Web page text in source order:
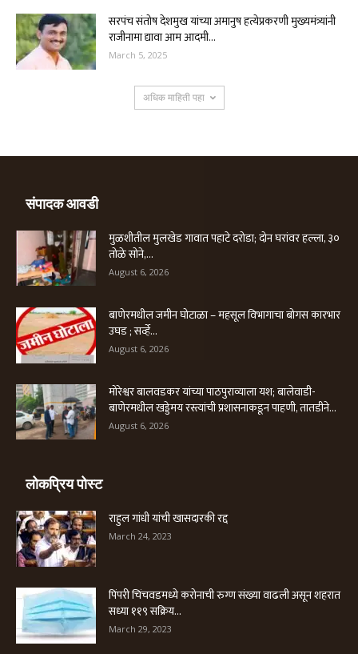
सरपंच संतोष देशमुख यांच्या अमानुष हत्येप्रकरणी मुख्यमंत्र्यांनी
राजीनामा द्यावा आम आदमी...
March 5, 2025
अधिक माहिती पहा
संपादक आवडी
मुळशीतील मुलखेड गावात पहाटे दरोडा; दोन घरांवर हल्ला, ३०
तोळे सोने,...
August 6, 2026
बाणेरमधील जमीन घोटाळा – महसूल विभागाचा बोगस कारभार
उघड ; सर्व्हे...
August 6, 2026
मोरेश्वर बालवडकर यांच्या पाठपुराव्याला यश; बालेवाडी-
बाणेरमधील खड्डेमय रस्त्यांची प्रशासनाकडून पाहणी, तातडीने...
August 6, 2026
लोकप्रिय पोस्ट
राहुल गांधी यांची खासदारकी रद्द
March 24, 2023
पिंपरी चिंचवडमध्ये करोनाची रुग्ण संख्या वाढली असून शहरात
सध्या ११९ सक्रिय...
March 29, 2023